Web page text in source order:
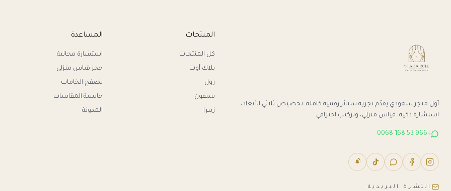
أول متجر سعودي يقدّم تجربة ستائر رقمية كاملة: تخصيص ثلاثي الأبعاد،
استشارة ذكية، قياس منزلي، وتركيب احترافي.
+966 53 168 0068
النشرة البريدية
المنتجات
كل المنتجات
بلاك آوت
رول
شيفون
زيبرا
المساعدة
استشارة مجانية
حجز قياس منزلي
تصفح الخامات
حاسبة المقاسات
المدونة